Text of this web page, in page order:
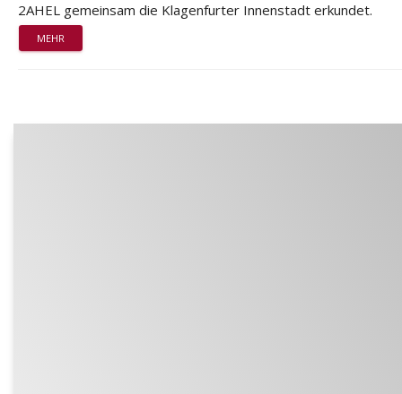
2AHEL gemeinsam die Klagenfurter Innenstadt erkundet.
MEHR